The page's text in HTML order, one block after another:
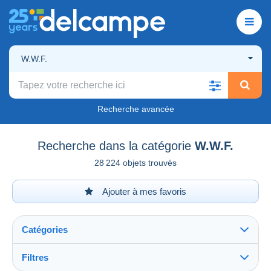
W.W.F.
Recherche avancée
Recherche dans la catégorie W.W.F.
28 224 objets trouvés
Ajouter à mes favoris
Catégories
Filtres